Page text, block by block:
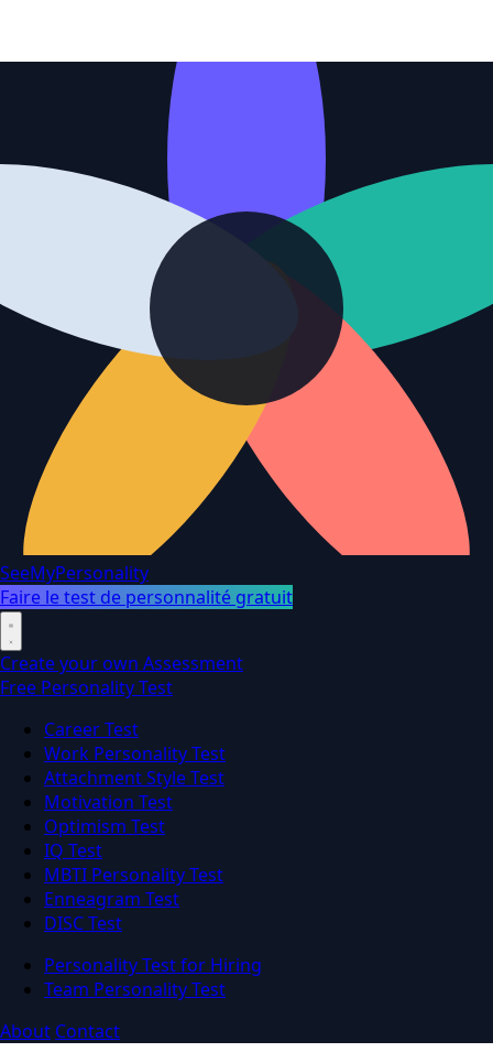
SeeMyPersonality
Faire le test de personnalité gratuit
Create your own Assessment
Free Personality Test
Career Test
Work Personality Test
Attachment Style Test
Motivation Test
Optimism Test
IQ Test
MBTI Personality Test
Enneagram Test
DISC Test
Personality Test for Hiring
Team Personality Test
About Contact